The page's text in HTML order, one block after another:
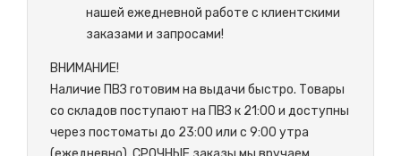
нашей ежедневной работе с клиентскими
заказами и запросами!
ВНИМАНИЕ!
Наличие ПВЗ готовим на выдачи быстро. Товары
со складов поступают на ПВЗ к 21:00 и доступны
через постоматы до 23:00 или с 9:00 утра